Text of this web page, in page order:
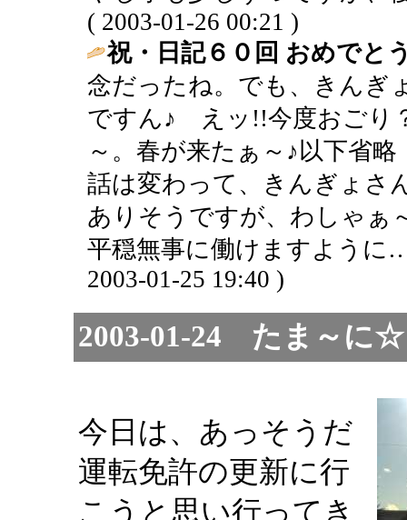
( 2003-01-26 00:21 )
祝・日記６０回 おめでと
念だったね。でも、きんぎ
ですん♪ えッ!!今度おごり
～。春が来たぁ～♪以下省
話は変わって、きんぎょさ
ありそうですが、わしゃぁ
平穏無事に働けますよう
2003-01-25 19:40 )
2003-01-24 たま～に
今日は、あっそうだ
運転免許の更新に行
こうと思い行ってき